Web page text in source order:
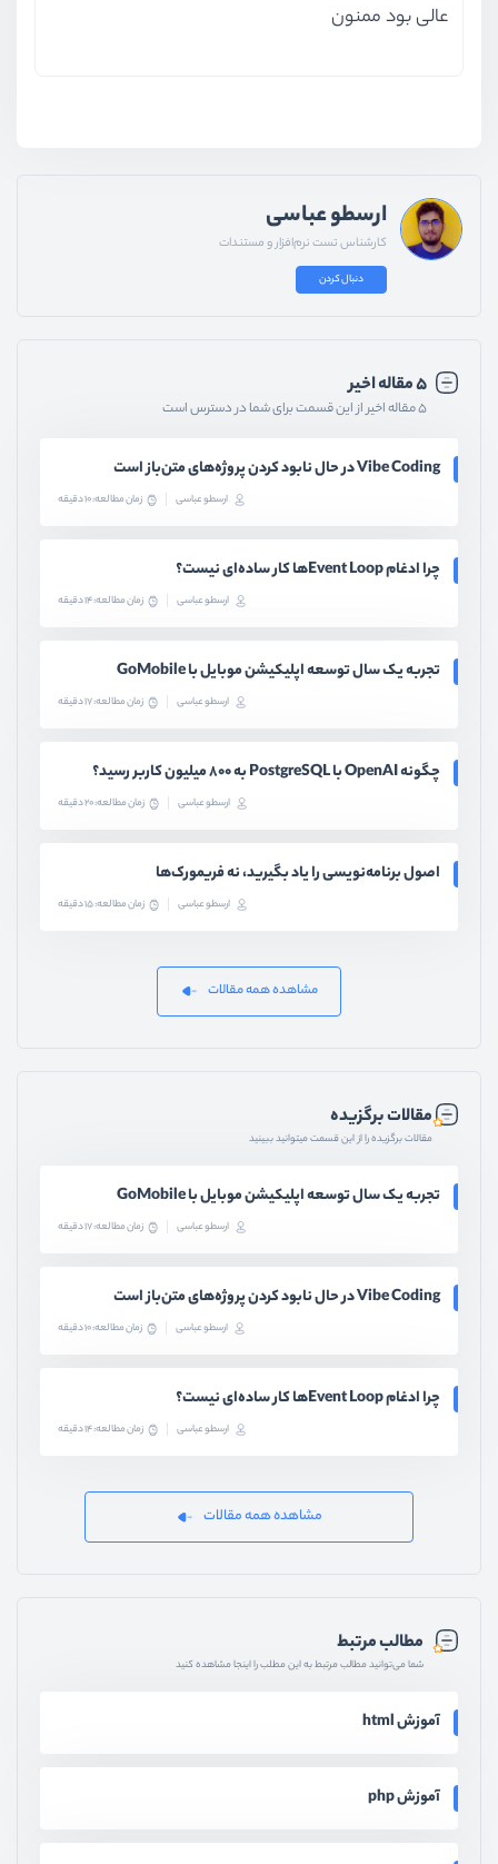
عالی بود ممنون
ارسطو عباسی
کارشناس تست نرم‌افزار و مستندات
دنبال کردن
۵ مقاله اخیر
۵ مقاله اخیر از این قسمت برای شما در دسترس است
Vibe Coding در حال نابود کردن پروژه‌های متن‌باز است
ارسطو عباسی زمان مطالعه: 10 دقیقه
چرا ادغام Event Loopها کار ساده‌ای نیست؟
ارسطو عباسی زمان مطالعه: 14 دقیقه
تجربه یک سال توسعه اپلیکیشن موبایل با GoMobile
ارسطو عباسی زمان مطالعه: 17 دقیقه
چگونه OpenAI با PostgreSQL به ۸۰۰ میلیون کاربر رسید؟
ارسطو عباسی زمان مطالعه: 20 دقیقه
اصول برنامه‌نویسی را یاد بگیرید، نه فریمورک‌ها
ارسطو عباسی زمان مطالعه: 15 دقیقه
مشاهده همه مقالات
مقالات برگزیده
مقالات برگزیده را از این قسمت میتوانید ببینید
تجربه یک سال توسعه اپلیکیشن موبایل با GoMobile
ارسطو عباسی زمان مطالعه: 17 دقیقه
Vibe Coding در حال نابود کردن پروژه‌های متن‌باز است
ارسطو عباسی زمان مطالعه: 10 دقیقه
چرا ادغام Event Loopها کار ساده‌ای نیست؟
ارسطو عباسی زمان مطالعه: 14 دقیقه
مشاهده همه مقالات
مطالب مرتبط
شما می‌توانید مطالب مرتبط به این مطلب را اینجا مشاهده کنید
آموزش html
آموزش php